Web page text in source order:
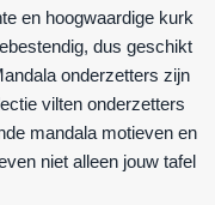
en hoogwaardige kurk
dus geschikt
onderzetters zijn
vilten onderzetters
mandala motieven en
niet alleen jouw tafel